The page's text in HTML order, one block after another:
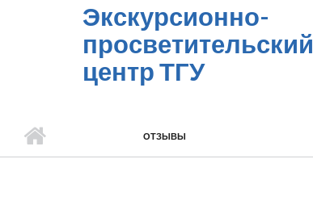
Экскурсионно-
просветительский
центр ТГУ
ОТЗЫВЫ